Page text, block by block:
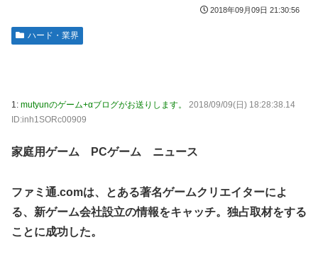
【艦これ】 なんか今回はE5は甲で当然みたいな流れあるよ
やる夫「催眠アプリを手に入れたんだけど……これ必要だっ
江別大学生暴行ﾀﾋ″主犯格″の川口侑斗被告に「無期懲役」の
判決→当時17歳少年に「懲役30年」の判決
ントになってる……」と衝撃を受ける人が続出中
もしも日本全土がRPG化したらを考えるスレ
【艦これ】E3-4のラスダンは航空優勢は取るの？取らない
日向坂OGの最新ランジェリー、もうエグいだろ・・・(画像
【画像】山ガールさん、山でラーメンを食べたらおじさんに
【GIF動画】宮城の可愛すぎるチアさん、甲子園で発見され
る
てしまい大炎上ｗ
りTikTokライブしててムカついたから示談しなかった」←
コレってさ…
海外「全部日本の真似だったのか…」 日本の普通のテレビ
2018年09月09日 21:30:56
ハード・業界
1: mutyunのゲーム+αブログがお送りします。
2018/09/09(日) 18:28:38.14
ID:inh1SORc00909
家庭用ゲーム PCゲーム ニュース
ファミ通.comは、とある著名ゲームクリエイターによ
る、新ゲーム会社設立の情報をキャッチ。独占取材をする
ことに成功した。